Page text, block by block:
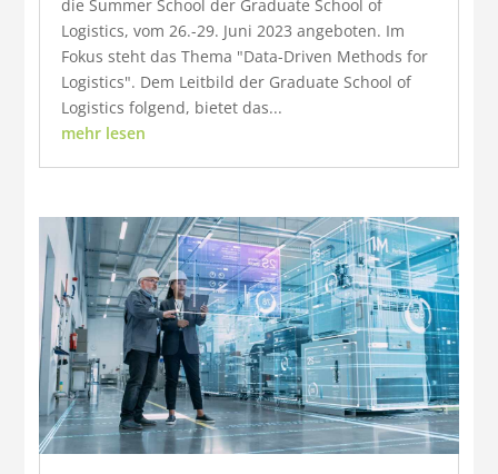
die Summer School der Graduate School of
Logistics, vom 26.-29. Juni 2023 angeboten. Im
Fokus steht das Thema "Data-Driven Methods for
Logistics". Dem Leitbild der Graduate School of
Logistics folgend, bietet das...
mehr lesen